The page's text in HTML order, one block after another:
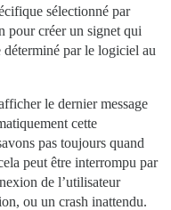
sélectionné par
pour créer un signet qui
déterminé par le logiciel au
le dernier message
cette
pas toujours quand
peut être interrompu par
de l’utilisateur
ou un crash inattendu.